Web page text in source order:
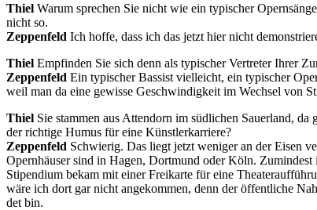
Thiel War­um spre­chen Sie nicht wie ein ty­pi­scher
nicht so.
Zep­pe­n­feld Ich hof­fe, dass ich das jetzt hier nicht
Thiel Emp­fin­den Sie sich denn als ty­pi­scher Ver­tre­ter Ih­rer
Zep­pe­n­feld Ein ty­pi­scher Bas­sist viel­leicht, ein ty­pi­scher
weil man da eine ge­wis­se Ge­schwin­dig­keit im Wech­sel von
Thiel Sie stam­men aus At­ten­dorn im süd­li­chen Sau­er­land,
der rich­ti­ge Hu­mus für eine Künstlerkarriere?
Zep­pe­n­feld Schwie­rig. Das liegt jetzt we­ni­ger an der Ei­sen
Opern­häu­ser sind in Ha­gen, Dort­mund oder Köln.
Sti­pen­di­um be­kam mit ei­ner Frei­kar­te für eine
wäre ich dort gar nicht an­ge­kom­men, denn der öf­fent­li­che
det bin.